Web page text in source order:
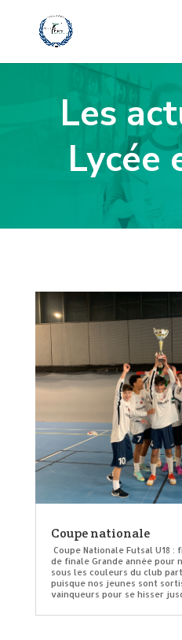
Les
Lycée
Coupe nationale
Coupe Nationale Futsal U18 :
de finale Grande année
sous les couleurs du club
puisque nos jeunes sont
vainqueurs pour se hisser